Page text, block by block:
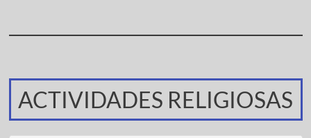
ACTIVIDADES RELIGIOSAS